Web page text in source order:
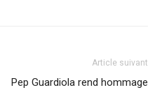
Article suivant
Pep Guardiola rend hommage